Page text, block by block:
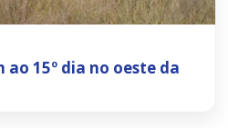
15º dia no oeste da